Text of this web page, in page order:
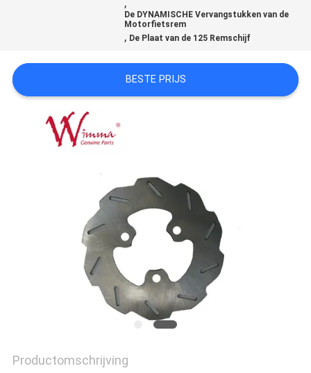
,
De DYNAMISCHE Vervangstukken van de
Motorfietsrem
, De Plaat van de 125 Remschijf
BESTE PRIJS
Productomschrijving